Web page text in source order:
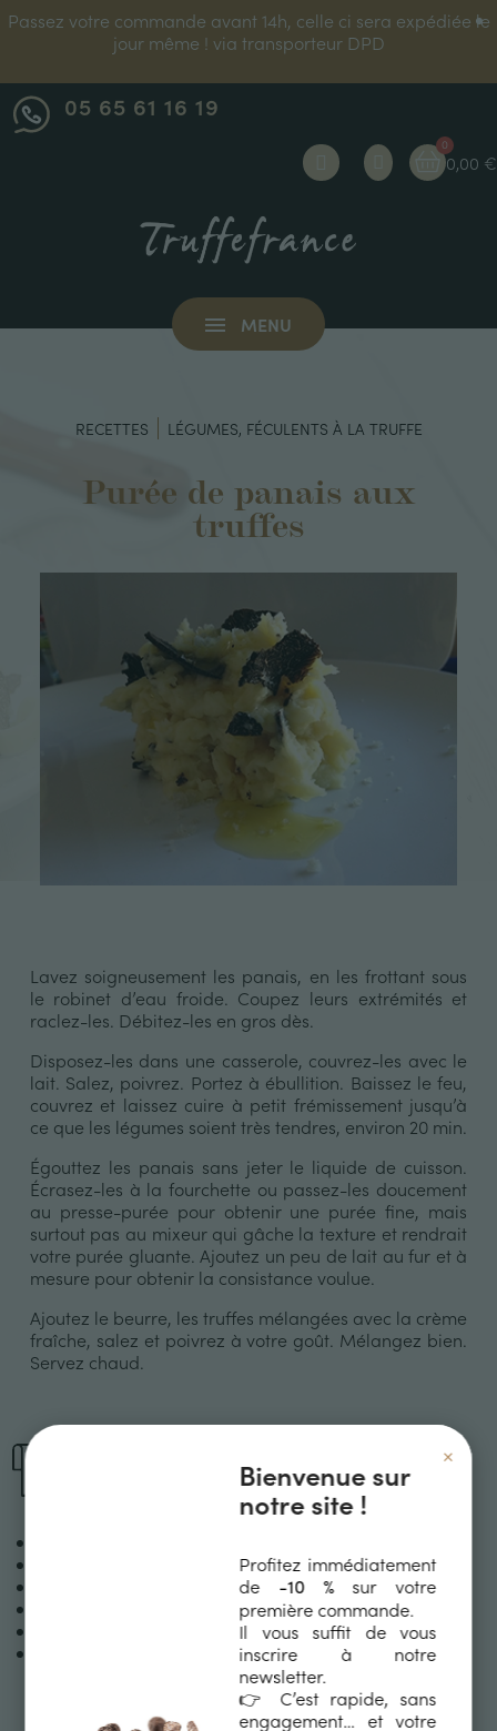
Passez votre commande avant 14h, celle ci sera expédiée le
jour même ! via transporteur DPD
05 65 61 16 19
0,00 €
MENU
RECETTES LÉGUMES, FÉCULENTS À LA TRUFFE
Purée de panais aux
truffes
Lavez soigneusement les panais, en les frottant sous
le robinet d’eau froide. Coupez leurs extrémités et
raclez-les. Débitez-les en gros dès.
Disposez-les dans une casserole, couvrez-les avec le
lait. Salez, poivrez. Portez à ébullition. Baissez le feu,
couvrez et laissez cuire à petit frémissement jusqu’à
ce que les légumes soient très tendres, environ 20 min.
Égouttez les panais sans jeter le liquide de cuisson.
Écrasez-les à la fourchette ou passez-les doucement
au presse-purée pour obtenir une purée fine, mais
surtout pas au mixeur qui gâche la texture et rendrait
votre purée gluante. Ajoutez un peu de lait au fur et à
mesure pour obtenir la consistance voulue.
Ajoutez le beurre, les truffes mélangées avec la crème
fraîche, salez et poivrez à votre goût. Mélangez bien.
Servez chaud.
Ingrédients pour 4 personnes
2 cuillerées à soupe de crème fraîche
×
Bienvenue sur
notre site !
Profitez immédiatement
de -10 %sur votre
première commande.
Il vous suffit de vous
inscrire à notre
newsletter.
👉 C’est rapide, sans
engagement… et votre